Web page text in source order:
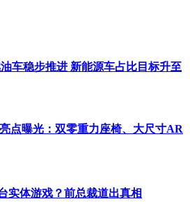
作器物、应季食材”，中式板前则融
致化的烟火气”，满足消费者在社交
过陶制手作餐具与绿植营造闲适氛
铁板与利落刀工展现直白的烟火气。
化，使其成为消费者可安全消费
的餐饮时代，用餐场景与消费选择
活态度的方式。中式板前等精致化餐
车稳步推进 新能源车占比目标升至
点曝光：双零重力座椅、大尺寸AR
实体游戏？前总裁道出真相